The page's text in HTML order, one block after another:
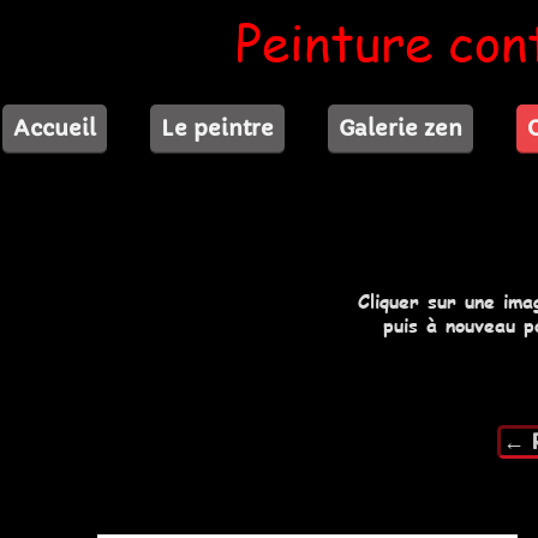
Accueil Le peintre Galerie zen
Peinture
Cliquer sur une
puis à nouveau
←